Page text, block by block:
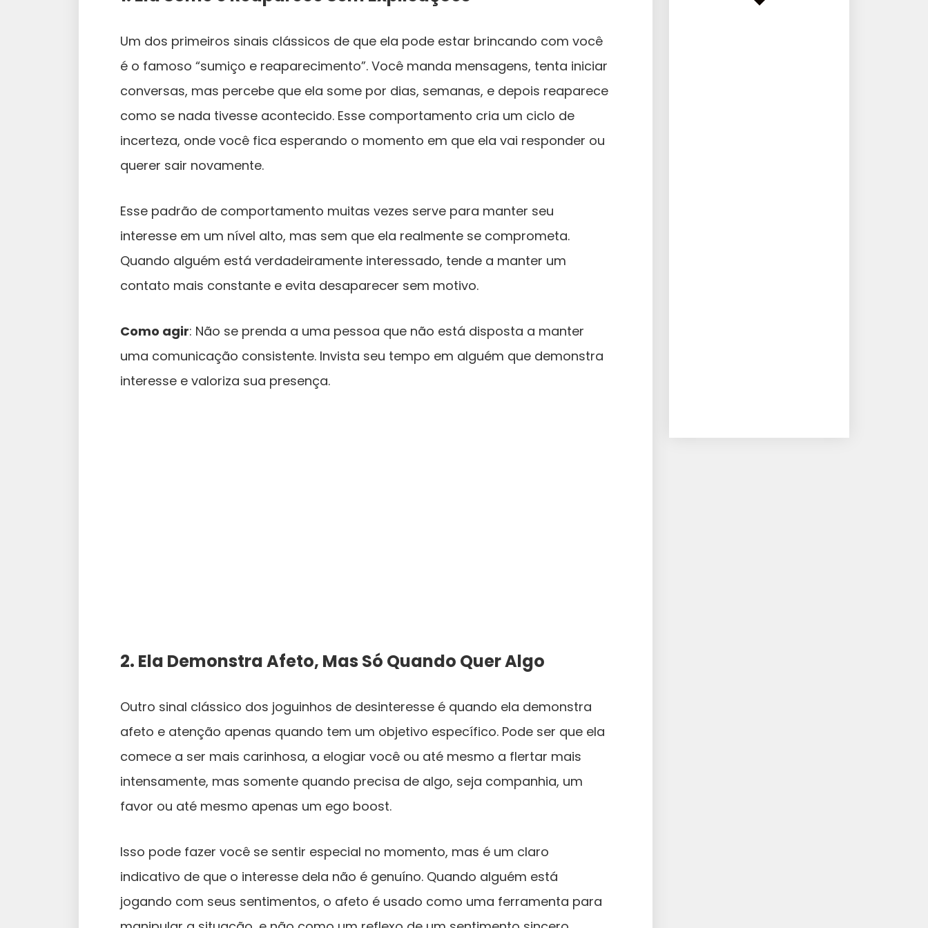
Um dos primeiros sinais clássicos de que ela pode estar brincando com você
é o famoso “sumiço e reaparecimento”. Você manda mensagens, tenta iniciar
conversas, mas percebe que ela some por dias, semanas, e depois reaparece
como se nada tivesse acontecido. Esse comportamento cria um ciclo de
incerteza, onde você fica esperando o momento em que ela vai responder ou
querer sair novamente.
Esse padrão de comportamento muitas vezes serve para manter seu
interesse em um nível alto, mas sem que ela realmente se comprometa.
Quando alguém está verdadeiramente interessado, tende a manter um
contato mais constante e evita desaparecer sem motivo.
Como agir: Não se prenda a uma pessoa que não está disposta a manter
uma comunicação consistente. Invista seu tempo em alguém que demonstra
interesse e valoriza sua presença.
2. Ela Demonstra Afeto, Mas Só Quando Quer Algo
Outro sinal clássico dos joguinhos de desinteresse é quando ela demonstra
afeto e atenção apenas quando tem um objetivo específico. Pode ser que ela
comece a ser mais carinhosa, a elogiar você ou até mesmo a flertar mais
intensamente, mas somente quando precisa de algo, seja companhia, um
favor ou até mesmo apenas um ego boost.
Isso pode fazer você se sentir especial no momento, mas é um claro
indicativo de que o interesse dela não é genuíno. Quando alguém está
jogando com seus sentimentos, o afeto é usado como uma ferramenta para